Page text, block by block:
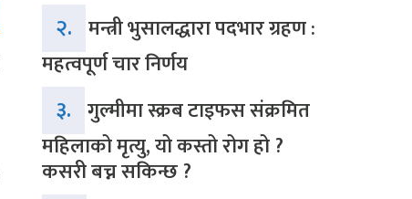
२. मन्त्री भुसालद्धारा पदभार ग्रहण :
महत्वपूर्ण चार निर्णय
३. गुल्मीमा स्क्रब टाइफस संक्रमित
महिलाको मृत्यु, यो कस्तो रोग हो ?
कसरी बच्न सकिन्छ ?